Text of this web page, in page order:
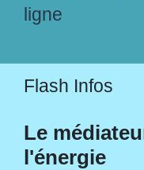
ligne
Flash Infos
Le
l'énergie